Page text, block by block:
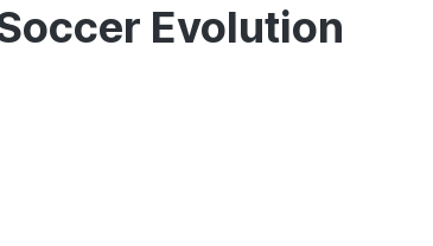
Evolution